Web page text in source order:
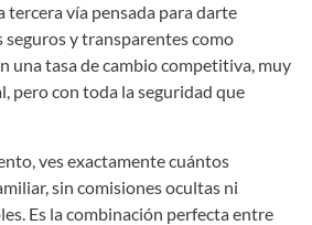
tercera vía pensada para darte
y transparentes como
una tasa de cambio competitiva, muy
pero con toda la seguridad que
ves exactamente cuántos
sin comisiones ocultas ni
Es la combinación perfecta entre